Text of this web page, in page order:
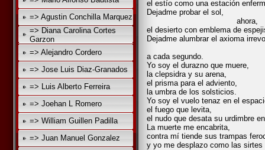
=> Agustin Conchilla Marquez
=> Diana Carolina Cortes
Garzon
=> Alejandro Cordero
=> Jose Luis Diaz-Granados
=> Luis Alberto Ferreira
=> Joehan L Romero
=> William Guillen Padilla
=> Juan Manuel Gonzalez
el estío como una estación
Dejadme probar el sol,
ahora,
el desierto con emblema de
Dejadme alumbrar el axioma
a cada segundo.
Yo soy el durazno que muere,
la clepsidra y su arena,
el prisma para el adviento,
la umbra de los solsticios.
Yo soy el vuelo tenaz en el
el fuego que levita,
el nudo que desata su urdimbre
La muerte me encabrita,
contra mí tiende sus trampas
y yo me desplazo como las sirtes